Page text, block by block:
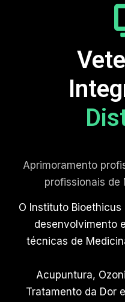
Aprimoramento
profissionais de
O Instituto
desenvolvimento
técnicas de
Acupuntura,
Tratamento da Dor